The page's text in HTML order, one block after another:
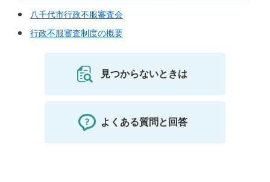
八千代市行政不服審査会
行政不服審査制度の概要
見つからないときは
よくある質問と回答